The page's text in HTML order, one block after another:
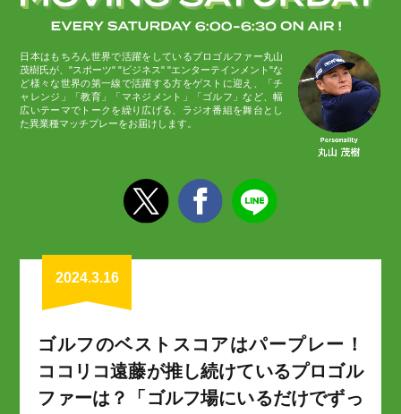
日本はもちろん世界で活躍をしているプロゴルファー丸山
茂樹氏が、"スポーツ" "ビジネス" "エンターテインメント"な
ど様々な世界の第一線で活躍する方をゲストに迎え、「チ
ャレンジ」「教育」「マネジメント」「ゴルフ」など、幅
広いテーマでトークを繰り広げる、ラジオ番組を舞台とし
た異業種マッチプレーをお届けします。
2024.3.16
ゴルフのベストスコアはパープレー！
ココリコ遠藤が推し続けているプロゴル
ファーは？「ゴルフ場にいるだけでずっ